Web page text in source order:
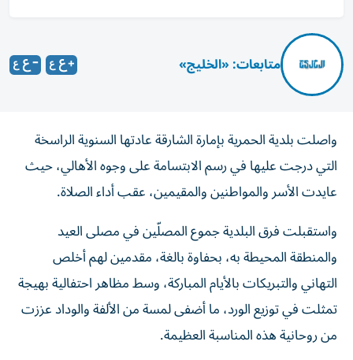
متابعات: «الخليج»
واصلت بلدية الحمرية بإمارة الشارقة عادتها السنوية الراسخة
التي درجت عليها في رسم الابتسامة على وجوه الأهالي، حيث
عايدت الأسر والمواطنين والمقيمين، عقب أداء الصلاة.
واستقبلت فرق البلدية جموع المصلّين في مصلى العيد
والمنطقة المحيطة به، بحفاوة بالغة، مقدمين لهم أخلص
التهاني والتبريكات بالأيام المباركة، وسط مظاهر احتفالية بهيجة
تمثلت في توزيع الورد، ما أضفى لمسة من الألفة والوداد عززت
من روحانية هذه المناسبة العظيمة.